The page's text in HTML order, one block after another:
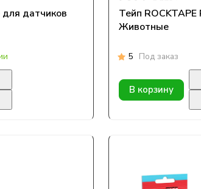
датчиков
Тейп ROCKTAPE RX 5
Животные
5 Под заказ
В корзину